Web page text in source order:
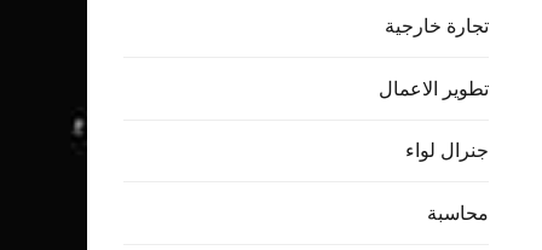
تجارة خارجية
تطوير الاعمال
جنرال لواء
محاسبة